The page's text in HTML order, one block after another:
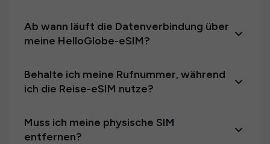
Ab wann läuft die Datenverbindung über
meine HelloGlobe-eSIM?
Behalte ich meine Rufnummer, während
ich die Reise-eSIM nutze?
Muss ich meine physische SIM
entfernen?